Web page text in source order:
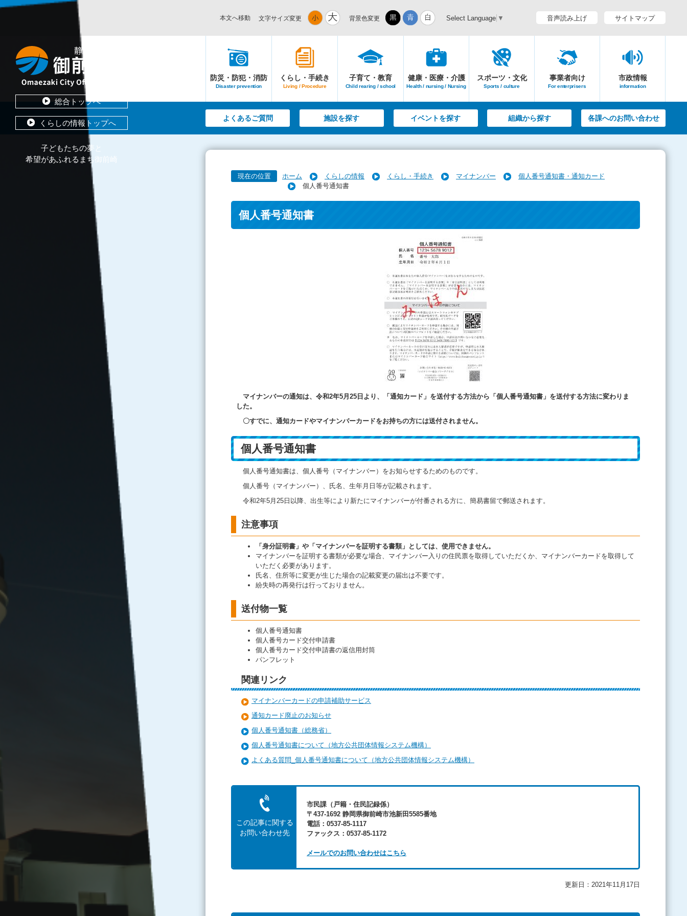
本文へ移動 文字サイズ変更 背景色変更 Select Language ▼ 音声読み上げ サイトマップ
総合トップへ
くらしの情報トップへ
子どもたちの夢と
希望があふれるまち御前崎
防災・防犯・消防
Disaster prevention
くらし・手続き
Living / Procedure
子育て・教育
Child rearing / school
健康・医療・介護
Health / nursing / Nursing
スポーツ・文化
Sports / culture
事業者向け
For enterprisers
市政情報
information
よくあるご質問 施設を探す イベントを探す 組織から探す 各課へのお問い合わせ
現在の位置 ホーム くらしの情報 くらし・手続き マイナンバー
個人番号通知書・通知カード
個人番号通知書
個人番号通知書
マイナンバーの通知は、令和2年5月25日より、「通知カード」を送付する方法から「個人番号通知書」を送付する方法に変わりま
した。
〇すでに、通知カードやマイナンバーカードをお持ちの方には送付されません。
個人番号通知書
個人番号通知書は、個人番号（マイナンバー）をお知らせするためのものです。
個人番号（マイナンバー）、氏名、生年月日等が記載されます。
令和2年5月25日以降、出生等により新たにマイナンバーが付番される方に、簡易書留で郵送されます。
注意事項
「身分証明書」や「マイナンバーを証明する書類」としては、使用できません。
マイナンバーを証明する書類が必要な場合、マイナンバー入りの住民票を取得していただくか、マイナンバーカードを取得して
いただく必要があります。
氏名、住所等に変更が生じた場合の記載変更の届出は不要です。
紛失時の再発行は行っておりません。
送付物一覧
個人番号通知書
個人番号カード交付申請書
個人番号カード交付申請書の返信用封筒
パンフレット
関連リンク
マイナンバーカードの申請補助サービス
通知カード廃止のお知らせ
個人番号通知書（総務省）
個人番号通知書について（地方公共団体情報システム機構）
よくある質問_個人番号通知書について（地方公共団体情報システム機構）
この記事に関する
お問い合わせ先
市民課（戸籍・住民記録係）
〒437-1692 静岡県御前崎市池新田5585番地
電話：0537-85-1117
ファックス：0537-85-1172
メールでのお問い合わせはこちら
更新日：2021年11月17日